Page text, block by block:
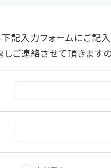
記入力フォームにご記
ご連絡させて頂きますの